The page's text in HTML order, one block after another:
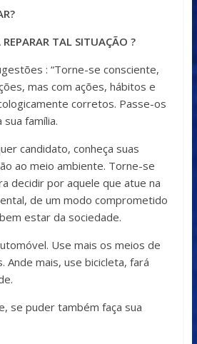
TAL SITUAÇÃO ?
: “Torne-se consciente,
mas com ações, hábitos e
corretos. Passe-os
família.
candidato, conheça suas
ao meio ambiente. Torne-se
decidir por aquele que atue na
de um modo comprometido
estar da sociedade.
Use mais os meios de
mais, use bicicleta, fará
se puder também faça sua